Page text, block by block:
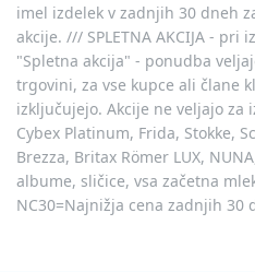
imel izdelek v zadnjih 30 dneh
akcije. /// SPLETNA AKCIJA -
"Spletna akcija" - ponudba
trgovini, za vse kupce ali člane
izključujejo. Akcije ne veljajo za
Cybex Platinum, Frida, Stokke,
Brezza, Britax Römer LUX,
albume, sličice, vsa začetna
NC30=Najnižja cena zadnjih 30